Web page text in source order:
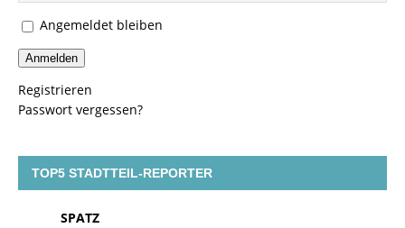
Angemeldet bleiben
Anmelden
Registrieren
Passwort vergessen?
TOP5 STADTTEIL-REPORTER
SPATZ